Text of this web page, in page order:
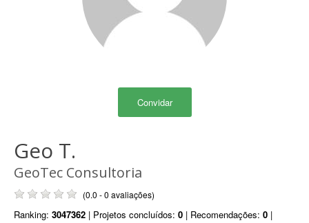
Convidar
Geo T.
GeoTec Consultoria
(0.0 - 0 avaliações)
Ranking: 3047362 | Projetos concluídos: 0 | Recomendações: 0 |